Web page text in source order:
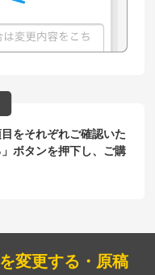
をそれぞれご確認いた
ボタンを押下し、ご購
変更する・原稿